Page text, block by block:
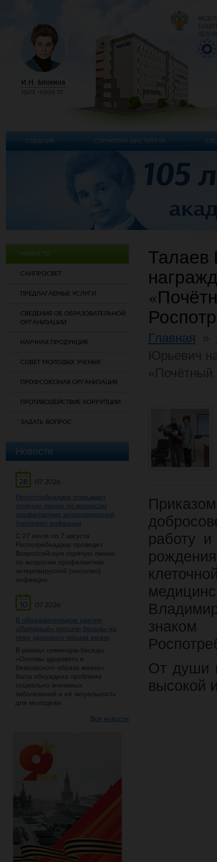
НОВОСТИ
САНПРОСВЕТ
ПРЕДЛАГАЕМЫЕ УСЛУГИ
СВЕДЕНИЯ ОБ ОБРАЗОВАТЕЛЬНОЙ
ОРГАНИЗАЦИИ
НАУЧНАЯ ПРОДУКЦИЯ
СОВЕТ МОЛОДЫХ УЧЕНЫХ
ПРОФСОЮЗНАЯ ОРГАНИЗАЦИЯ
ПРОТИВОДЕЙСТВИЕ КОРРУПЦИИ
ЗАДАТЬ ВОПРОС
Новости
28
07.2026
Роспотребнадзор открывает
горячую линию по вопросам
профилактики энтеровирусной
(неполио) инфекции
С 27 июля по 7 августа
Роспотребнадзор проведет
Всероссийскую горячую линию
по вопросам профилактики
энтеровирусной (неполио)
инфекции.
10
07.2026
В образовательном центре
«Лазурный» прошли беседы на
тему здорового образа жизни
В рамках семинара-беседы
«Основы здорового и
безопасного образа жизни»
была обсуждена проблема
социально значимых
заболеваний и её актуальность
для молодежи.
Все новости
Главная
работу
От души
высокой
СОБЫТИЯ СТРУКТУРА ИНСТИТУТА